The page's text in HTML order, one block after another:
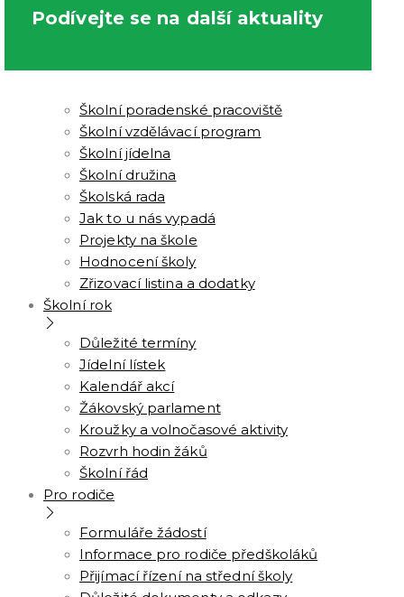
Podívejte se na další aktuality
Školní poradenské pracoviště
Školní vzdělávací program
Školní jídelna
Školní družina
Školská rada
Jak to u nás vypadá
Projekty na škole
Hodnocení školy
Zřizovací listina a dodatky
Školní rok
Důležité termíny
Jídelní lístek
Kalendář akcí
Žákovský parlament
Kroužky a volnočasové aktivity
Rozvrh hodin žáků
Školní řád
Pro rodiče
Formuláře žádostí
Informace pro rodiče předškoláků
Přijímací řízení na střední školy